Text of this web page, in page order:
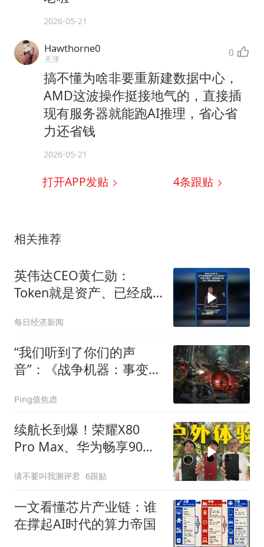
2026-05-21
Hawthorne0
天津 0
搞不懂为啥非要重新建数据中心，
AMD这波操作挺接地气的，直接插
现有服务器就能跑AI推理，省心省
力还省钱
2026-05-21
打开APP发贴 4条跟贴
相关推荐
英伟达CEO黄仁勋：
Token就是资产、已经成
每日经济新闻
“我们听到了你们的声
音”：《战争机器：事变
模式
Ping值焦虑
续航长到爆！荣耀X80
Pro Max、华为畅享90
Pro户外体验
请不要叫我测评君 6跟贴
一文看懂芯片产业链：谁
在撑起AI时代的算力帝国